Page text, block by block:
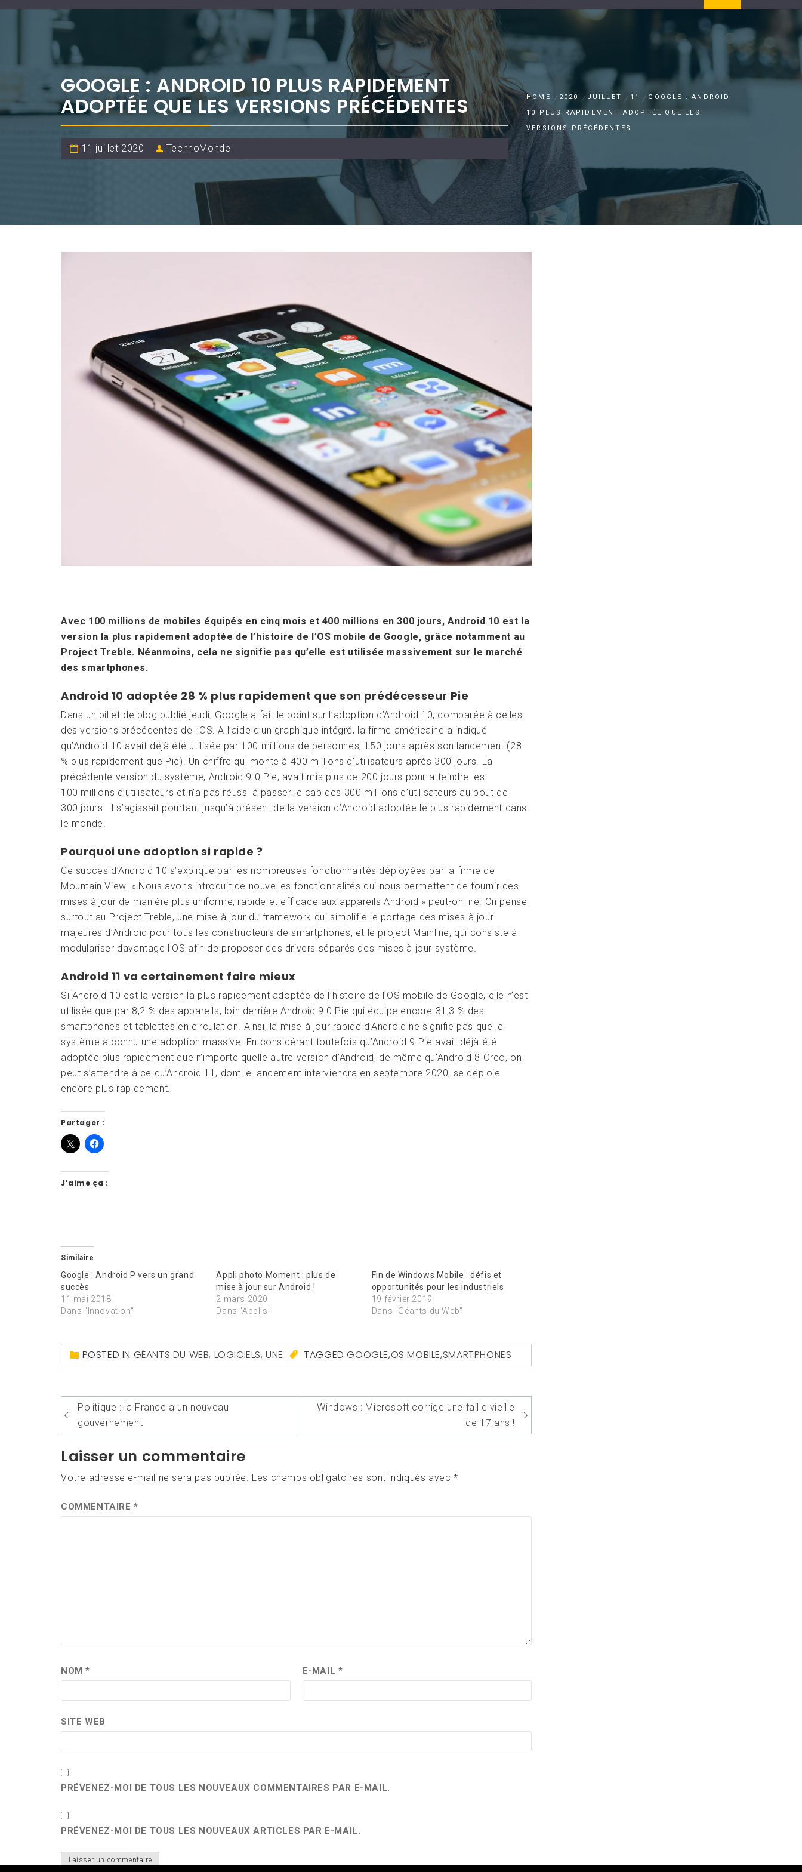
GOOGLE : ANDROID 10 PLUS RAPIDEMENT
ADOPTÉE QUE LES VERSIONS PRÉCÉDENTES
11 juillet 2020 TechnoMonde
HOME 2020 JUILLET 11
GOOGLE : ANDROID
10 PLUS RAPIDEMENT ADOPTÉE QUE LES
VERSIONS PRÉCÉDENTES
Avec 100 millions de mobiles équipés en cinq mois et 400 millions en 300 jours, Android 10 est la
version la plus rapidement adoptée de l’histoire de l’OS mobile de Google, grâce notamment au
Project Treble. Néanmoins, cela ne signifie pas qu’elle est utilisée massivement sur le marché
des smartphones.
Android 10 adoptée 28 % plus rapidement que son prédécesseur Pie
Dans un billet de blog publié jeudi, Google a fait le point sur l’adoption d’Android 10, comparée à celles
des versions précédentes de l’OS. A l’aide d’un graphique intégré, la firme américaine a indiqué
qu’Android 10 avait déjà été utilisée par 100 millions de personnes, 150 jours après son lancement (28
% plus rapidement que Pie). Un chiffre qui monte à 400 millions d’utilisateurs après 300 jours. La
précédente version du système, Android 9.0 Pie, avait mis plus de 200 jours pour atteindre les
100 millions d’utilisateurs et n’a pas réussi à passer le cap des 300 millions d’utilisateurs au bout de
300 jours. Il s’agissait pourtant jusqu’à présent de la version d’Android adoptée le plus rapidement dans
le monde.
Pourquoi une adoption si rapide ?
Ce succès d’Android 10 s’explique par les nombreuses fonctionnalités déployées par la firme de
Mountain View. « Nous avons introduit de nouvelles fonctionnalités qui nous permettent de fournir des
mises à jour de manière plus uniforme, rapide et efficace aux appareils Android » peut-on lire. On pense
surtout au Project Treble, une mise à jour du framework qui simplifie le portage des mises à jour
majeures d’Android pour tous les constructeurs de smartphones, et le project Mainline, qui consiste à
modulariser davantage l’OS afin de proposer des drivers séparés des mises à jour système.
Android 11 va certainement faire mieux
Si Android 10 est la version la plus rapidement adoptée de l’histoire de l’OS mobile de Google, elle n’est
utilisée que par 8,2 % des appareils, loin derrière Android 9.0 Pie qui équipe encore 31,3 % des
smartphones et tablettes en circulation. Ainsi, la mise à jour rapide d’Android ne signifie pas que le
système a connu une adoption massive. En considérant toutefois qu’Android 9 Pie avait déjà été
adoptée plus rapidement que n’importe quelle autre version d’Android, de même qu’Android 8 Oreo, on
peut s’attendre à ce qu’Android 11, dont le lancement interviendra en septembre 2020, se déploie
encore plus rapidement.
Partager :
J’aime ça :
Similaire
Google : Android P vers un grand
succès
11 mai 2018
Dans "Innovation"
Appli photo Moment : plus de
mise à jour sur Android !
2 mars 2020
Dans "Applis"
Fin de Windows Mobile : défis et
opportunités pour les industriels
19 février 2019
Dans "Géants du Web"
POSTED IN GÉANTS DU WEB, LOGICIELS,UNE TAGGEDGOOGLE,OS MOBILE,SMARTPHONES
Navigation
de
l’article
Politique : la France a un nouveau
gouvernement
Windows : Microsoft corrige une faille vieille
de 17 ans !
Laisser un commentaire
Votre adresse e-mail ne sera pas publiée. Les champs obligatoires sont indiqués avec*
COMMENTAIRE*
NOM* E-MAIL *
SITE WEB
PRÉVENEZ-MOI DE TOUS LES NOUVEAUX COMMENTAIRES PAR E-MAIL.
PRÉVENEZ-MOI DE TOUS LES NOUVEAUX ARTICLES PAR E-MAIL.